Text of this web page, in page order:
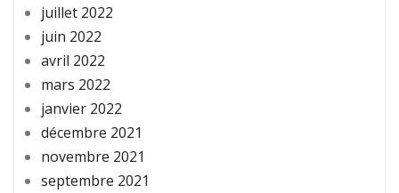
juillet 2022
juin 2022
avril 2022
mars 2022
janvier 2022
décembre 2021
novembre 2021
septembre 2021